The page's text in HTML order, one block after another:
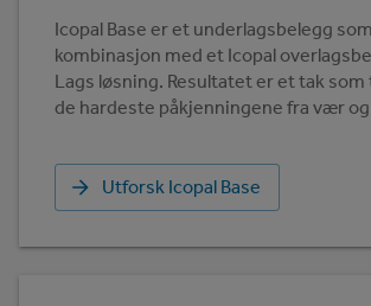
Icopal Base er et underlagsbelegg
kombinasjon med et Icopal
Lags løsning. Resultatet er et tak som
de hardeste påkjenningene fra vær
Utforsk Icopal Base